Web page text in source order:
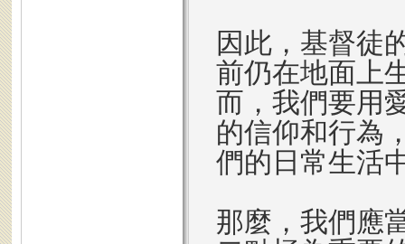
因此，基督徒
前仍在地面上
而，我們要用
的信仰和行為
們的日常生活
那麼，我們應